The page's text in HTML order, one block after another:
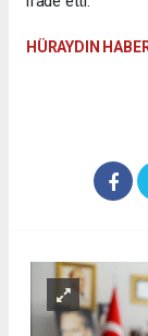
HÜRAYDIN